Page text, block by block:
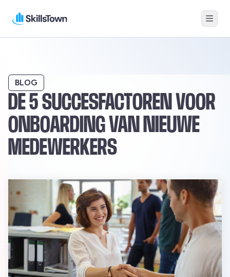
Menu
DE 5 SUCCESFACTOREN VOOR
ONBOARDING VAN NIEUWE
MEDEWERKERS
BLOG